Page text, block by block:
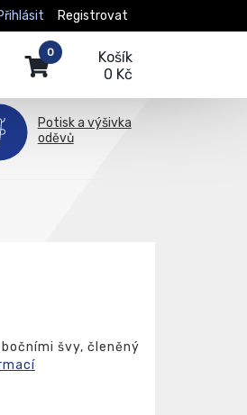
Registrovat
Košík
0 Kč
0
Potisk a výšivka
oděvů
švy, členěný